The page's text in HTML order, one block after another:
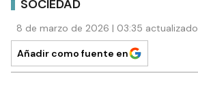
SOCIEDAD
8 de marzo de 2026 | 03:35
Añadir como fuente en